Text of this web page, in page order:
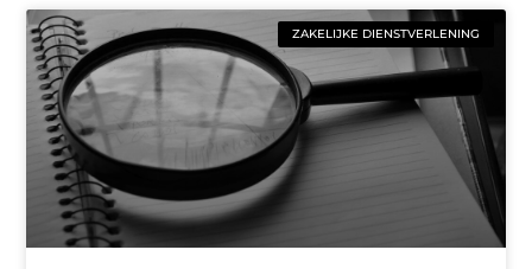
ZAKELIJKE DIENSTVERLENING